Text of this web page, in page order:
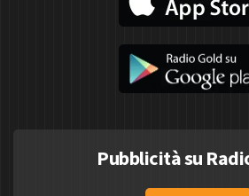
Pubblicità su